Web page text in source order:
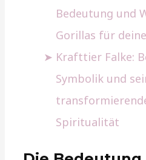
Bedeutung und
Gorillas für
Krafttier Falke:
Symbolik und
Spiritualität